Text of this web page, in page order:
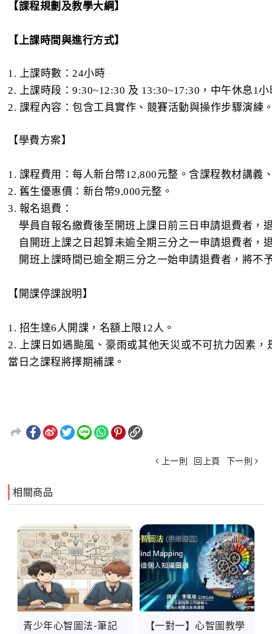
【課程規劃及教學大綱】
【上課時間與進行方式】
1. 上課時數：24小時
2. 上課時段：9:30~12:30 及 13:30~17:30，中午休息1小
2. 課程內容：包含工具實作、競賽活動與操作步驟演練
【學費方案】
1. 課程費用：每人新台幣12,800元整。含課程教材講義
2. 舊生優惠價：新台幣9,000元整。
3. 報名退費：
學員自報名繳費後至開班上課日前三日申請退費者，
自開班上課之日起算未逾全期三分之一申請退費者，
開班上課時間已逾全期三分之一始申請退費者，將不
【開課停課說明】
1. 招生達6人開課，名額上限12人。
2. 上課日如遇颱風、豪雨或其他天災或不可抗力因素
當日之課程將擇期補課。
上一則 回上頁 下一則
相關商品
青少年心智圖法-筆記
【一對一】心智圖教學